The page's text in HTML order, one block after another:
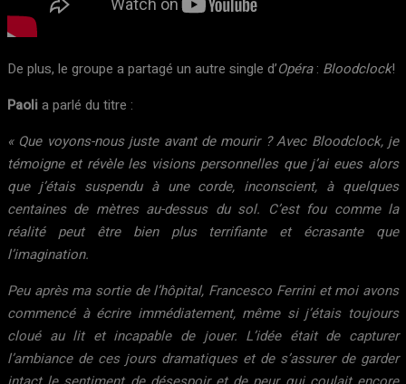
De plus, le groupe a partagé un autre single d’Opéra: Bloodclock!
Paolia parlé du titre :
« Que voyons-nous juste avant de mourir ? Avec Bloodclock, je
témoigne et révèle les visions personnelles que j’ai eues alors
que j’étais suspendu à une corde, inconscient, à quelques
centaines de mètres au-dessus du sol. C’est fou comme la
réalité peut être bien plus terrifiante et écrasante que
l’imagination.
Peu après ma sortie de l’hôpital, Francesco Ferrini et moi avons
commencé à écrire immédiatement, même si j’étais toujours
cloué au lit et incapable de jouer. L’idée était de capturer
l’ambiance de ces jours dramatiques et de s’assurer de garder